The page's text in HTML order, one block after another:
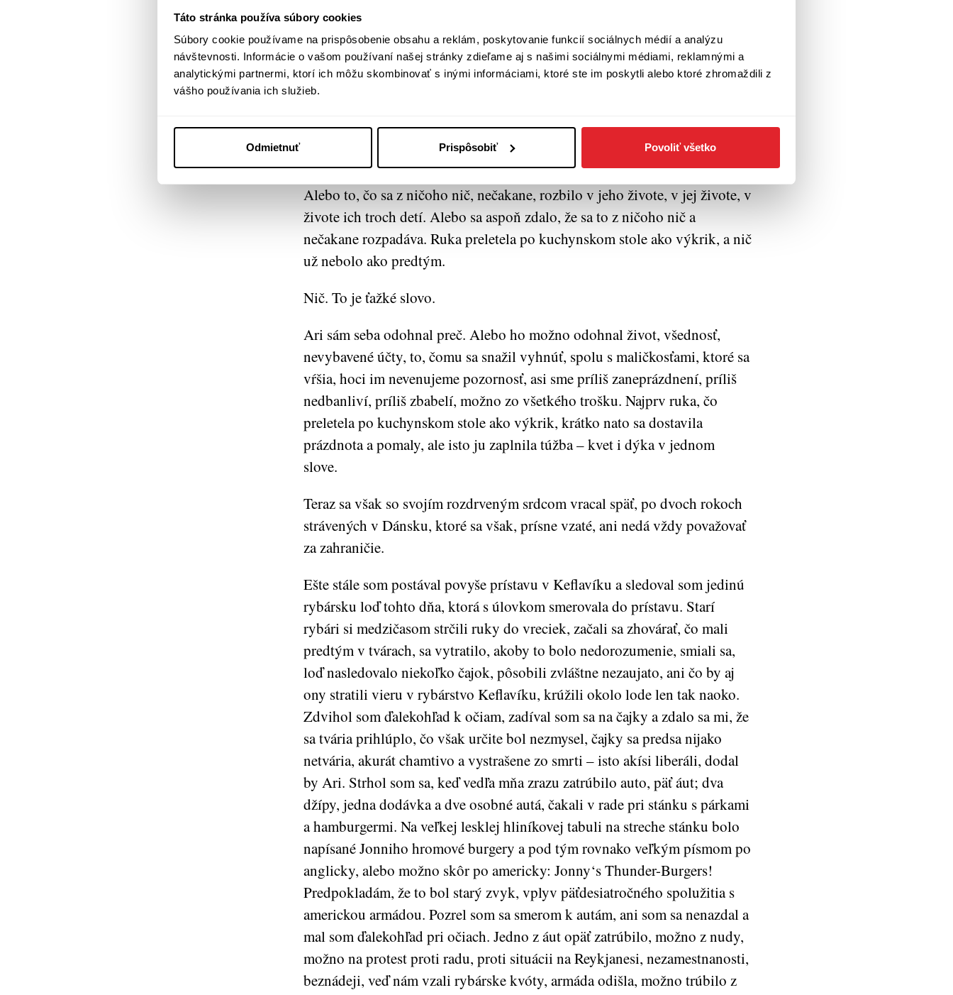
Táto stránka používa súbory cookies
Súbory cookie používame na prispôsobenie obsahu a reklám, poskytovanie funkcií sociálnych médií a analýzu
návštevnosti. Informácie o vašom používaní našej stránky zdieľame aj s našimi sociálnymi médiami, reklamnými a
analytickými partnermi, ktorí ich môžu skombinovať s inými informáciami, ktoré ste im poskytli alebo ktoré zhromaždili z
vášho používania ich služieb.
Odmietnuť Prispôsobiť Povoliť všetko
ho vôbec nemusel dobre poznať, aby ju rozlúštil, ale jeho slová na
rozlúčku spred dvoch rokov o tom, že „v malých spoločnostiach sa nie
vždy dobre dýcha...“, boli ťažko zrozumiteľné pre všetkých okrem mňa, v
skutočnosti totiž znamenali niečo takéto: Odháňa ma odtiaľto žiaľ, drví mi
srdce, ničí ho. Čo je človek so zničeným srdcom? Odchádzam, aby som sa
Alebo to, čo sa z ničoho nič, nečakane, rozbilo v jeho živote, v jej živote, v
živote ich troch detí. Alebo sa aspoň zdalo, že sa to z ničoho nič a
nečakane rozpadáva. Ruka preletela po kuchynskom stole ako výkrik, a nič
už nebolo ako predtým.
Nič. To je ťažké slovo.
Ari sám seba odohnal preč. Alebo ho možno odohnal život, všednosť,
nevybavené účty, to, čomu sa snažil vyhnúť, spolu s maličkosťami, ktoré sa
vŕšia, hoci im nevenujeme pozornosť, asi sme príliš zaneprázdnení, príliš
nedbanliví, príliš zbabelí, možno zo všetkého trošku. Najprv ruka, čo
preletela po kuchynskom stole ako výkrik, krátko nato sa dostavila
prázdnota a pomaly, ale isto ju zaplnila túžba – kvet i dýka v jednom
slove.
Teraz sa však so svojím rozdrveným srdcom vracal späť, po dvoch rokoch
strávených v Dánsku, ktoré sa však, prísne vzaté, ani nedá vždy považovať
za zahraničie.
Ešte stále som postával povyše prístavu v Keflavíku a sledoval som jedinú
rybársku loď tohto dňa, ktorá s úlovkom smerovala do prístavu. Starí
rybári si medzičasom strčili ruky do vreciek, začali sa zhovárať, čo mali
predtým v tvárach, sa vytratilo, akoby to bolo nedorozumenie, smiali sa,
loď nasledovalo niekoľko čajok, pôsobili zvláštne nezaujato, ani čo by aj
ony stratili vieru v rybárstvo Keflavíku, krúžili okolo lode len tak naoko.
Zdvihol som ďalekohľad k očiam, zadíval som sa na čajky a zdalo sa mi, že
sa tvária prihlúplo, čo však určite bol nezmysel, čajky sa predsa nijako
netvária, akurát chamtivo a vystrašene zo smrti – isto akísi liberáli, dodal
by Ari. Strhol som sa, keď vedľa mňa zrazu zatrúbilo auto, päť áut; dva
džípy, jedna dodávka a dve osobné autá, čakali v rade pri stánku s párkami
a hamburgermi. Na veľkej lesklej hliníkovej tabuli na streche stánku bolo
napísané Jonniho hromové burgery a pod tým rovnako veľkým písmom po
anglicky, alebo možno skôr po americky: Jonny‘s Thunder-Burgers!
Predpokladám, že to bol starý zvyk, vplyv päťdesiatročného spolužitia s
americkou armádou. Pozrel som sa smerom k autám, ani som sa nenazdal a
mal som ďalekohľad pri očiach. Jedno z áut opäť zatrúbilo, možno z nudy,
možno na protest proti radu, proti situácii na Reykjanesi, nezamestnanosti,
beznádeji, veď nám vzali rybárske kvóty, armáda odišla, možno trúbilo z